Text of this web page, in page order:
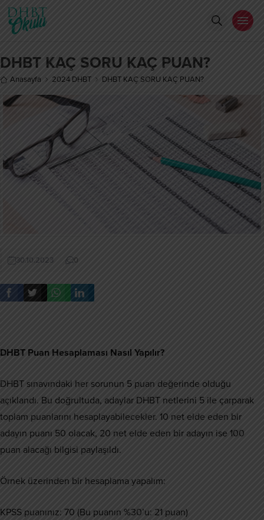
DHBT KAÇ SORU KAÇ PUAN?
Anasayfa 2024 DHBT DHBT KAÇ SORU KAÇ PUAN?
30.10.2023 0
DHBT Puan Hesaplaması Nasıl Yapılır?
DHBT sınavındaki her sorunun 5 puan değerinde olduğu
açıklandı. Bu doğrultuda, adaylar DHBT netlerini 5 ile çarparak
toplam puanlarını hesaplayabilecekler. 10 net elde eden bir
adayın puanı 50 olacak, 20 net elde eden bir adayın ise 100
puan alacağı bilgisi paylaşıldı.
Örnek üzerinden bir hesaplama yapalım:
KPSS puanınız: 70 (Bu puanın %30’u: 21 puan)